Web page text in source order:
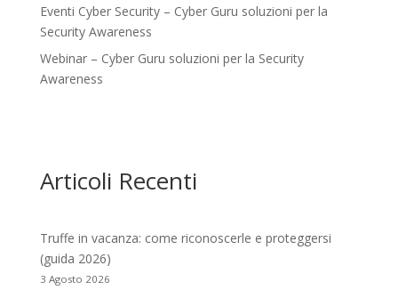
Eventi Cyber Security – Cyber Guru soluzioni per la
Security Awareness
Webinar – Cyber Guru soluzioni per la Security
Awareness
Articoli Recenti
Truffe in vacanza: come riconoscerle e proteggersi
(guida 2026)
3 Agosto 2026